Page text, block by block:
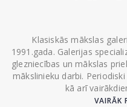
Klasiskās mākslas
1991.gada. Galerijas
glezniecības un mākslas
mākslinieku darbi.
kā arī
VAIRĀK